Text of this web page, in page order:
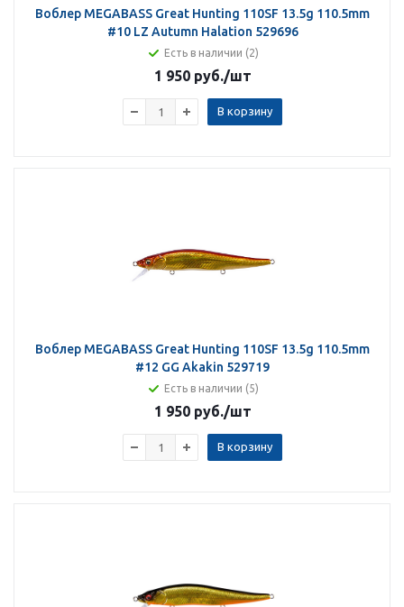
Воблер MEGABASS Great Hunting 110SF 13.5g 110.5mm
#10 LZ Autumn Halation 529696
Есть в наличии (2)
1 950 руб./шт
В корзину
Воблер MEGABASS Great Hunting 110SF 13.5g 110.5mm
#12 GG Akakin 529719
Есть в наличии (5)
1 950 руб./шт
В корзину